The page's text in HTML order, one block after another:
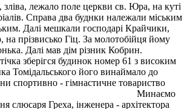
зліва, лежало поле церкви св. Юра, на куті
Справа два буднки належали міським
Далі мешкали господарі Крайчики,
на прізвисько Гіц. За молотобійця йому
Далі мав дім різник Кобрин.
будинок номер 61 з високим
Томідальського його винаймало до
спортивно - гімнастичне товариство
Минаємо
слюсаря Греха, інженера - архітектора